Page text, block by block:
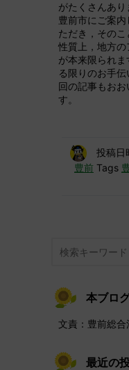
がたくさんあ
豊前市にご案
ただき，その
性質上，地方
が本来限られ
る限りのお手
回の記事もお
す。
投稿日
豊前 Tags
本ブロ
文責：豊前総合
最近の